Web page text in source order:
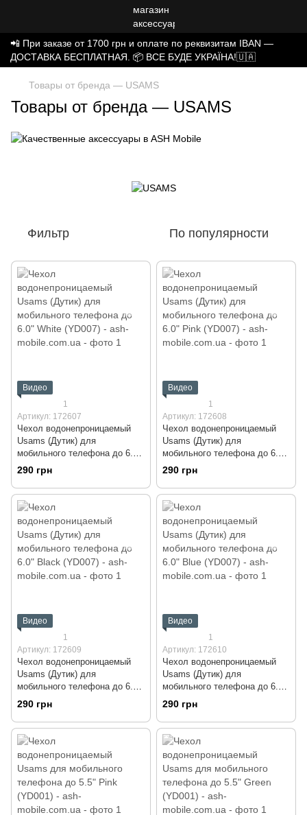
📲 При заказе от 1700 грн и оплате по реквизитам IBAN —
ДОСТАВКА БЕСПЛАТНАЯ. 📦 ВСЕ БУДЕ УКРАЇНА!🇺🇦
Товары от бренда — USAMS
Товары от бренда — USAMS
Фильтр По популярности
Видео
1
Артикул: 172607
Чехол водонепроницаемый
Usams (Дутик) для
мобильного телефона до 6.0"
White (YD007)
290 грн
Видео
1
Артикул: 172608
Чехол водонепроницаемый
Usams (Дутик) для
мобильного телефона до 6.0"
Pink (YD007)
290 грн
Видео
1
Артикул: 172609
Чехол водонепроницаемый
Usams (Дутик) для
мобильного телефона до 6.0"
Black (YD007)
290 грн
Видео
1
Артикул: 172610
Чехол водонепроницаемый
Usams (Дутик) для
мобильного телефона до 6.0"
Blue (YD007)
290 грн